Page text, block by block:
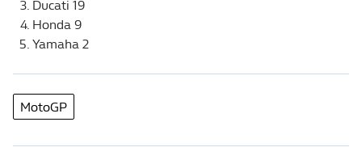
Ducati 19
Honda 9
Yamaha 2
MotoGP